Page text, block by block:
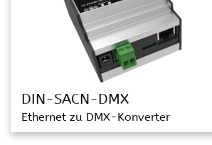
DIN-SACN-DMX
Ethernet zu DMX-Konverter